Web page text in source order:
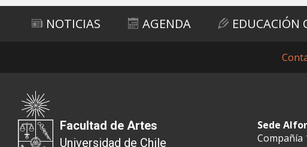
NOTICIAS AGENDA EDUCACIÓN
Facultad de Artes
Universidad de Chile
Sede
Compañía